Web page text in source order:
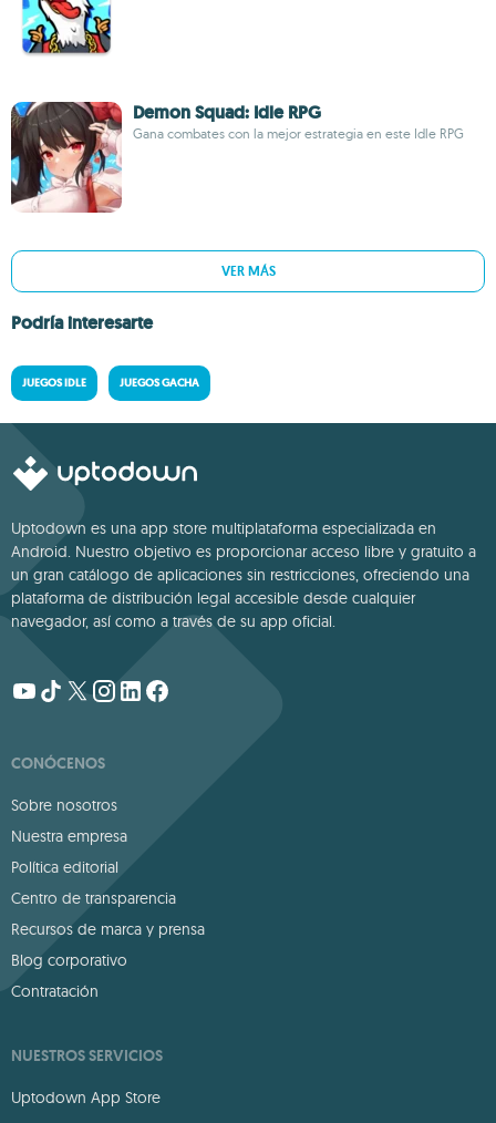
Demon Squad: Idle RPG
Gana combates con la mejor estrategia en este Idle RPG
VER MÁS
Podría interesarte
JUEGOS IDLE JUEGOS GACHA
Uptodown es una app store multiplataforma especializada en
Android. Nuestro objetivo es proporcionar acceso libre y gratuito a
un gran catálogo de aplicaciones sin restricciones, ofreciendo una
plataforma de distribución legal accesible desde cualquier
navegador, así como a través de su app oficial.
CONÓCENOS
Sobre nosotros
Nuestra empresa
Política editorial
Centro de transparencia
Recursos de marca y prensa
Blog corporativo
Contratación
NUESTROS SERVICIOS
Uptodown App Store